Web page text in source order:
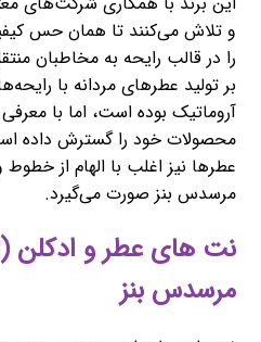
و تلاش می‌کنند تا همان حس
را در قالب رایحه به مخاطبان
بر تولید عطرهای مردانه با
آروماتیک بوده است، اما با
محصولات خود را گسترش داده
عطرها نیز اغلب با الهام از
مرسدس بنز صورت می‌گیرد.
مرسدس بنز